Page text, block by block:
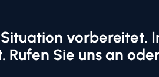
vorbereitet.
Sie uns an